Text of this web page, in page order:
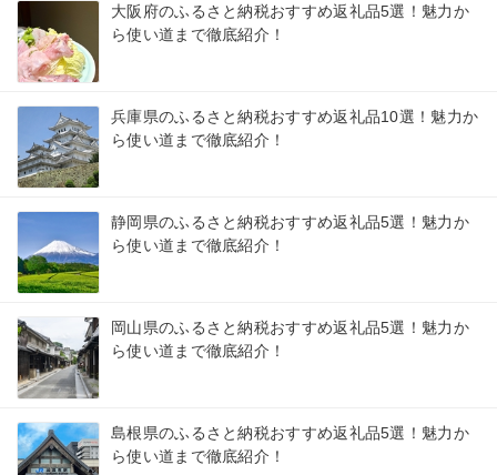
大阪府のふるさと納税おすすめ返礼品5選！魅力か
ら使い道まで徹底紹介！
兵庫県のふるさと納税おすすめ返礼品10選！魅力か
ら使い道まで徹底紹介！
静岡県のふるさと納税おすすめ返礼品5選！魅力か
ら使い道まで徹底紹介！
岡山県のふるさと納税おすすめ返礼品5選！魅力か
ら使い道まで徹底紹介！
島根県のふるさと納税おすすめ返礼品5選！魅力か
ら使い道まで徹底紹介！